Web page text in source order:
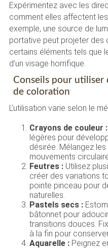
Expérimentez avec les
comment elles affectent
exemple, une source de
portative peut projeter des
certains éléments tels que
d’un visage horrifique.
Conseils pour
de coloration
L’utilisation varie selon le
Crayons de couleur :
légères pour
désirée. Mélangez
mouvements
Feutres :Utilisez
créer des variations
pointe pinceau pour
naturelles.
Pastels secs :
bâtonnet pour
transitions douces.
à la fin pour
Aquarelle :Peignez